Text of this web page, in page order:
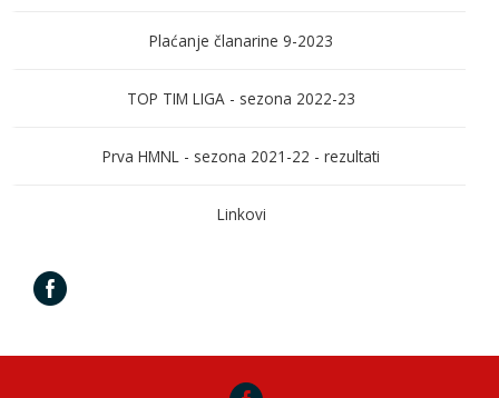
Plaćanje članarine 9-2023
TOP TIM LIGA - sezona 2022-23
Prva HMNL - sezona 2021-22 - rezultati
Linkovi